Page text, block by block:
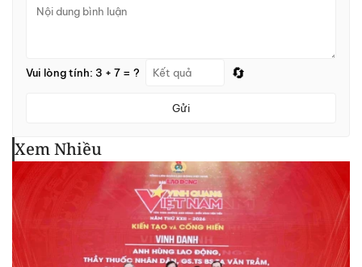
Vui lòng tính: 3 + 7 = ? 🔄
Gửi
Xem Nhiều